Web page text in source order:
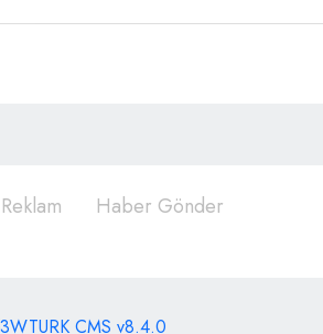
Reklam
Haber Gönder